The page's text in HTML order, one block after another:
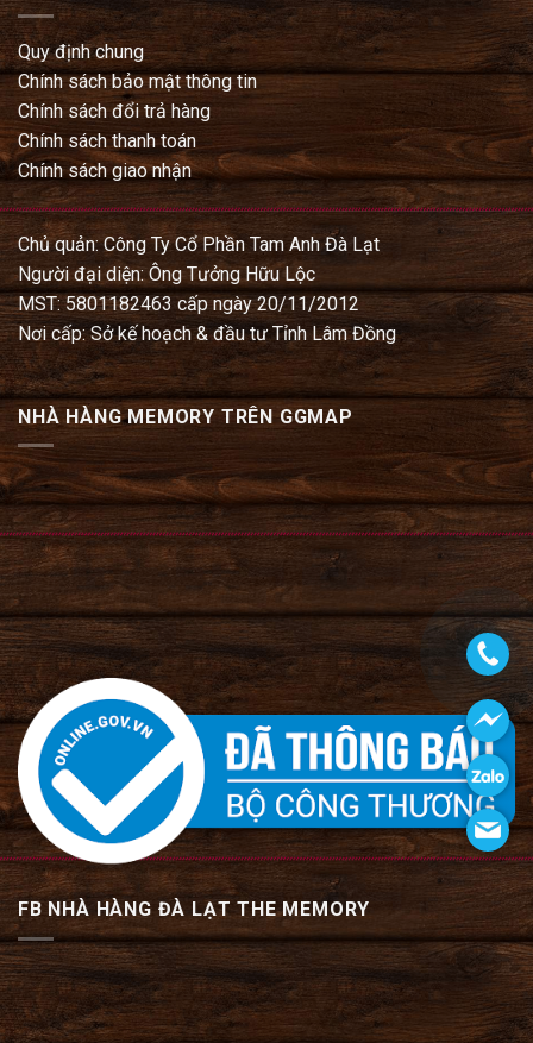
Quy định chung
Chính sách bảo mật thông tin
Chính sách đổi trả hàng
Chính sách thanh toán
Chính sách giao nhận
Chủ quản: Công Ty Cổ Phần Tam Anh Đà Lạt
Người đại diện: Ông Tưởng Hữu Lộc
MST: 5801182463 cấp ngày 20/11/2012
Nơi cấp: Sở kế hoạch & đầu tư Tỉnh Lâm Đồng
NHÀ HÀNG MEMORY TRÊN GGMAP
FB NHÀ HÀNG ĐÀ LẠT THE MEMORY